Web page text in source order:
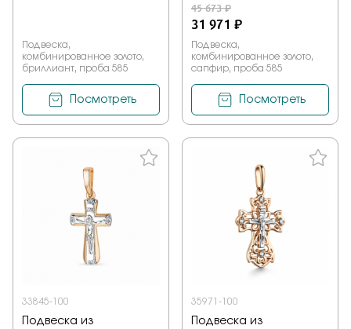
Подвеска,
комбинированное золото,
бриллиант, проба 585
Посмотреть
45 673 ₽
31 971 ₽
Подвеска,
комбинированное золото,
сапфир, проба 585
Посмотреть
33845-100
Подвеска из
35971-100
Подвеска из